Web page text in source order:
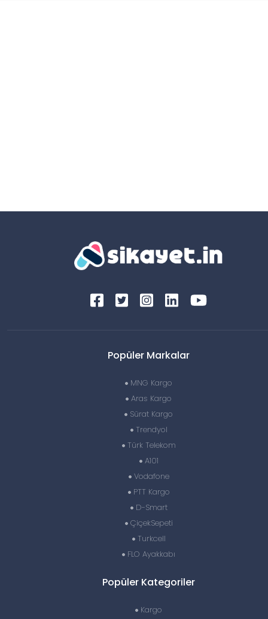
Popüler Markalar
MNG Kargo
Aras Kargo
Sürat Kargo
Trendyol
Türk Telekom
A101
Vodafone
PTT Kargo
D-Smart
ÇiçekSepeti
Turkcell
FLO Ayakkabı
Popüler Kategoriler
Kargo